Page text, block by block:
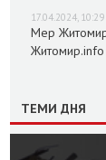
17.04.2024, 10:29
Мер
Житомир.info
ТЕМИ ДНЯ